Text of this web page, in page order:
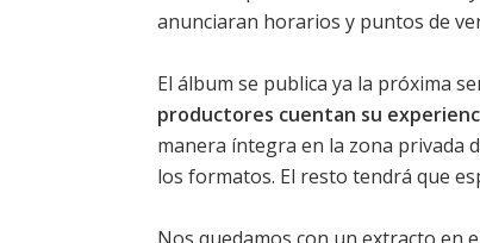
anunciaran horarios y puntos de
El álbum se publica ya la próxima
productores cuentan su
manera íntegra en la zona privada
los formatos. El resto tendrá que